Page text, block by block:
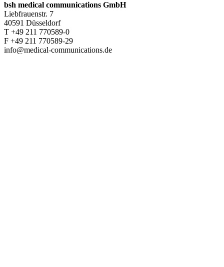
bsh medical communications GmbH
Liebfrauenstr. 7
40591 Düsseldorf
T +49 211 770589-0
F +49 211 770589-29
info@medical-communications.de